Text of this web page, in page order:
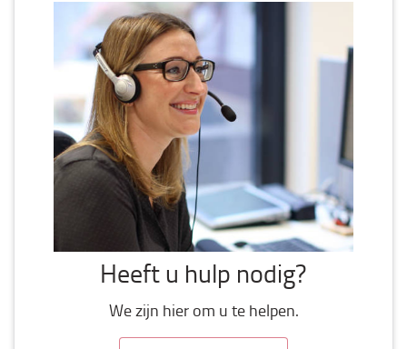
Heeft u hulp nodig?
We zijn hier om u te helpen.